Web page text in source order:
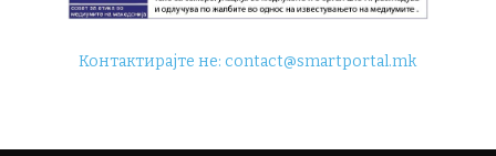
Контактирајте не:contact@smartportal.mk